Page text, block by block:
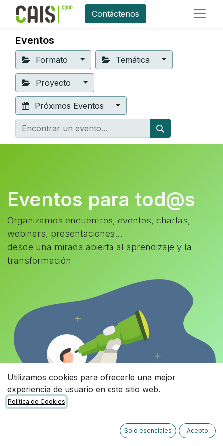
Contáctenos
Eventos
Formato Temática
Proyecto
Próximos Eventos
Eventos para tod@s
Organizamos encuentros, eventos, charlas,
webinars, presentaciones...
desde una mirada abierta al aprendizaje y la
transformación
Utilizamos cookies para ofrecerle una mejor
experiencia de usuario en este sitio web.
Política de Cookies
Solo esenciales Acepto